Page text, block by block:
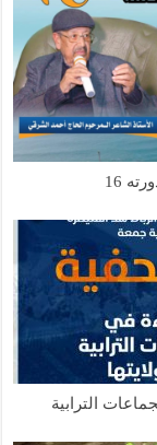
16
الترابية